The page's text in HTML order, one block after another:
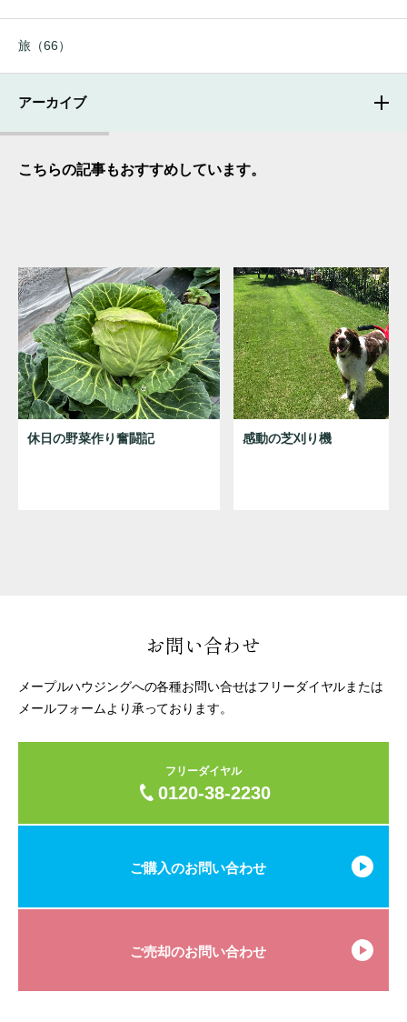
旅（66）
アーカイブ
こちらの記事もおすすめしています。
休日の野菜作り奮闘記 感動の芝刈り機
お問い合わせ
メープルハウジングへの各種お問い合せはフリーダイヤルまたは
メールフォームより承っております。
フリーダイヤル
0120-38-2230
ご購入のお問い合わせ
ご売却のお問い合わせ